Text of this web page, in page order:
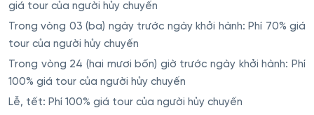
giá tour của người hủy chuyến
Trong vòng 03 (ba) ngày trước ngày khởi hành: Phí 70% giá
tour của người hủy chuyến
Trong vòng 24 (hai mươi bốn) giờ trước ngày khởi hành: Phí
100% giá tour của người hủy chuyến
Lễ, tết: Phí 100% giá tour của người hủy chuyến